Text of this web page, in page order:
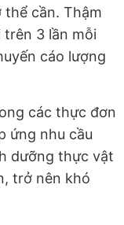
thể cần. Thậm
trên 3 lần mỗi
cáo lượng
các thực đơn
ứng nhu cầu
dưỡng thực vật
trở nên khó